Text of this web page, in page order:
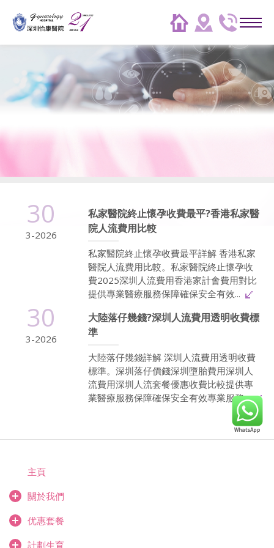
30
3-2026
私家醫院終止懷孕收費最平?香港私家醫
院人流費用比較
私家醫院終止懷孕收費最平詳解 香港私家
醫院人流費用比較。私家醫院終止懷孕收
費2025深圳人流費用香港家計會費用對比
提供專業醫療服務保障確保安全有效...
30
3-2026
大陸落仔幾錢?深圳人流費用透明收費標
準
大陸落仔幾錢詳解 深圳人流費用透明收費
標準。深圳落仔價錢深圳墮胎費用深圳人
流費用深圳人流套餐優惠收費比較提供專
業醫療服務保障確保安全有效專業服務...
主頁
關於我們
优惠套餐
計劃生育